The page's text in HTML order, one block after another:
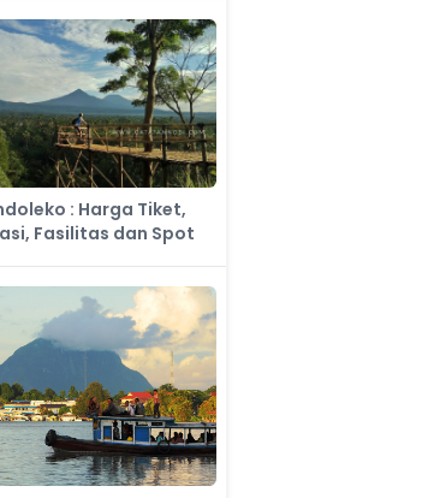
: Harga Tiket,
Fasilitas dan Spot